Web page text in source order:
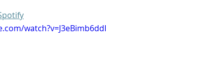
watch?v=J3eBimb6ddI